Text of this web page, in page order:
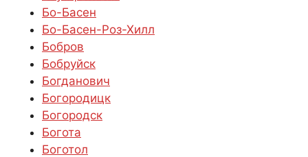
Бо-Басен
Бо-Басен-Роз-Хилл
Бобров
Бобруйск
Богданович
Богородицк
Богородск
Богота
Боготол